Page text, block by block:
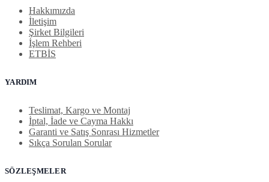
Hakkımızda
İletişim
Şirket Bilgileri
İşlem Rehberi
ETBİS
YARDIM
Teslimat, Kargo ve Montaj
İptal, İade ve Cayma Hakkı
Garanti ve Satış Sonrası Hizmetler
Sıkça Sorulan Sorular
SÖZLEŞMELER